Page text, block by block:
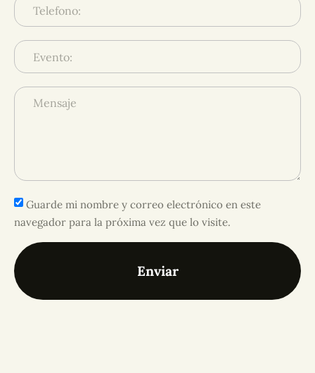
Guarde mi nombre y correo electrónico en este
navegador para la próxima vez que lo visite.
Enviar